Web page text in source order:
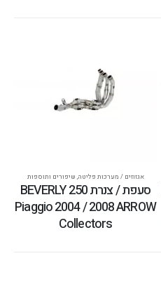
אגזוזים / מערכות פליטה, שיפורים ותוספות
סעפת / צנרת BEVERLY 250
Piaggio 2004 / 2008 ARROW
Collectors